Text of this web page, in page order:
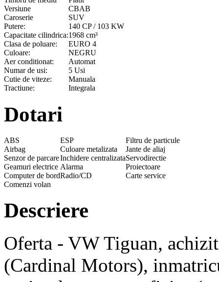
Versiune
CBAB
Caroserie
SUV
Putere:
140 CP / 103 KW
Capacitate cilindrica:1968 cm³
Clasa de poluare:
EURO 4
Culoare:
NEGRU
Aer conditionat:
Automat
Numar de usi:
5 Usi
Cutie de viteze:
Manuala
Tractiune:
Integrala
Dotari
ABS ESP
Filtru de particule
Airbag
Culoare metalizata
Jante de aliaj
Senzor de parcareInchidere centralizataServodirectie
Geamuri electrice Alarma
Proiectoare
Computer de bordRadio/CD
Carte service
Comenzi volan
Descriere
Oferta - VW Tiguan,
(Cardinal Motors),